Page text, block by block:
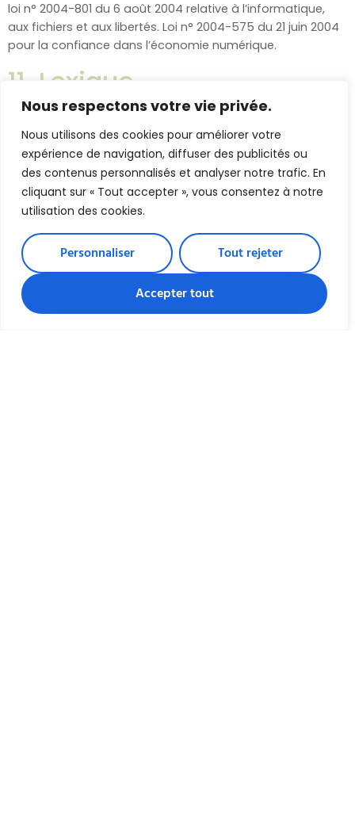
Nous respectons votre vie privée.
Nous utilisons des cookies pour améliorer votre
expérience de navigation, diffuser des publicités ou
des contenus personnalisés et analyser notre trafic. En
cliquant sur « Tout accepter », vous consentez à notre
utilisation des cookies.
Personnaliser Tout rejeter
Accepter tout
loi n° 2004-801 du 6 août 2004 relative à l’informatique,
aux fichiers et aux libertés. Loi n° 2004-575 du 21 juin 2004
pour la confiance dans l’économie numérique.
11. Lexique.
Utilisateur : Internaute se connectant, utilisant le site
susnommé. Informations personnelles : « les informations
qui permettent, sous quelque forme que ce soit,
directement ou non, l’identification des personnes
physiques auxquelles elles s’appliquent » (article 4 de la loi
n° 78-17 du 6 janvier 1978).
12. Médiation.
RÈGLEMENT AMIABLE DES LITIGES – MÉDIATION DE LA
CONSOMMATION Conformément aux dispositions des
articles L 611-1 et R 612-1 et suivants du Code de la